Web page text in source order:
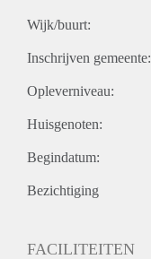
Wijk/buurt:
Inschrijven gemeente:
Opleverniveau:
Huisgenoten:
Begindatum:
Bezichtiging
FACILITEITEN